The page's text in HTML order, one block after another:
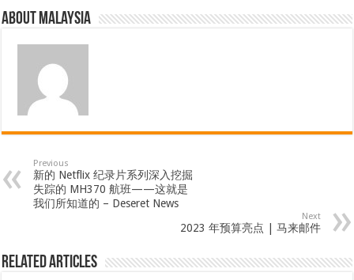
About Malaysia
Previous
新的 Netflix 纪录片系列深入挖掘
失踪的 MH370 航班——这就是
我们所知道的 – Deseret News
Next
2023 年预算亮点 | 马来邮件
Related Articles